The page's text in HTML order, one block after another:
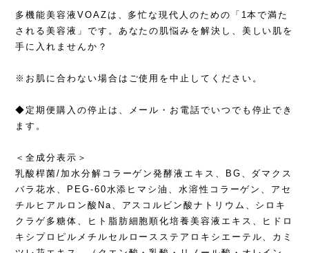
多機能美容液VOAZは、多忙な現代人のための「1本で満た
される美容液」です。あなたの肌悩みを解決し、美しい肌を
手に入れませんか？
※お肌に合わない場合はご使用を中止してください。
◆定期便購入の停止は、メール・お電話でいつでも停止でき
ます。
＜全成分表示＞
乳酸桿菌/加水分解コラーゲン発酵液エキス、BG、ダマクス
バラ花水、PEG-60水添ヒマシ油、水溶性コラーゲン、アセ
チルヒアルロン酸Na、アスコルビン酸ナトリウム、シロキ
クラゲ多糖体、ヒト脂肪細胞順化培養美容液エキス、ヒドロ
キシプロピルメチルセルロースステアロキシエーテル、カミ